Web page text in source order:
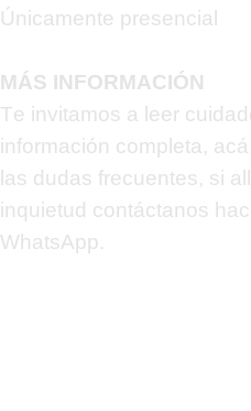
Únicamente presencial
MÁS INFORMACIÓN
Te invitamos a leer
información completa,
las dudas frecuentes, si
inquietud contáctanos
WhatsApp.